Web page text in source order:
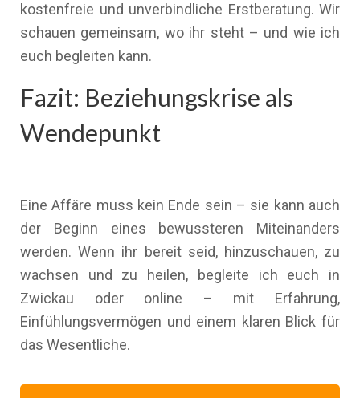
kostenfreie und unverbindliche Erstberatung. Wir
schauen gemeinsam, wo ihr steht – und wie ich
euch begleiten kann.
Fazit: Beziehungskrise als
Wendepunkt
Eine Affäre muss kein Ende sein – sie kann auch
der Beginn eines bewussteren Miteinanders
werden. Wenn ihr bereit seid, hinzuschauen, zu
wachsen und zu heilen, begleite ich euch in
Zwickau oder online – mit Erfahrung,
Einfühlungsvermögen und einem klaren Blick für
das Wesentliche.